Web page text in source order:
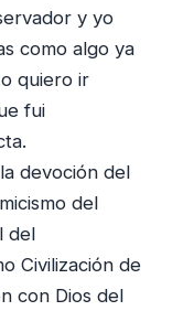
y yo
como algo ya
quiero ir
fui
devoción del
del
del
Civilización de
con Dios del